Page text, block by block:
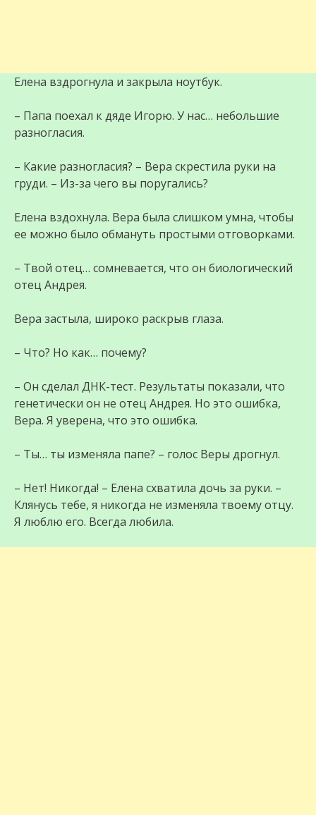
Елена вздрогнула и закрыла ноутбук.
– Папа поехал к дяде Игорю. У нас… небольшие
разногласия.
– Какие разногласия? – Вера скрестила руки на
груди. – Из-за чего вы поругались?
Елена вздохнула. Вера была слишком умна, чтобы
ее можно было обмануть простыми отговорками.
– Твой отец… сомневается, что он биологический
отец Андрея.
Вера застыла, широко раскрыв глаза.
– Что? Но как… почему?
– Он сделал ДНК-тест. Результаты показали, что
генетически он не отец Андрея. Но это ошибка,
Вера. Я уверена, что это ошибка.
– Ты… ты изменяла папе? – голос Веры дрогнул.
– Нет! Никогда! – Елена схватила дочь за руки. –
Клянусь тебе, я никогда не изменяла твоему отцу.
Я люблю его. Всегда любила.